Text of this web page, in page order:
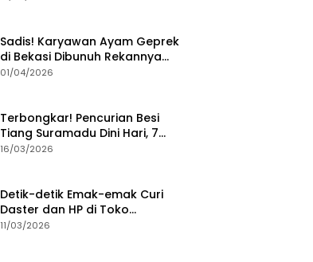
Sadis! Karyawan Ayam Geprek
di Bekasi Dibunuh Rekannya
karena Tolak Diajak Merampok
01/04/2026
Terbongkar! Pencurian Besi
Tiang Suramadu Dini Hari, 7
ABK Ditangkap Polisi
16/03/2026
Detik-detik Emak-emak Curi
Daster dan HP di Toko
Sumenep, Aksi Terekam CCTV
11/03/2026